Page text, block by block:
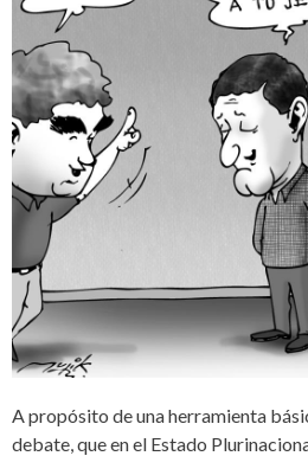
A propósito de una herramienta
debate, que en el Estado